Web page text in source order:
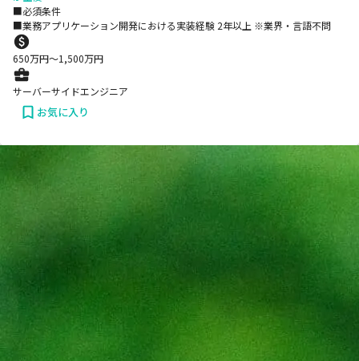
■必須条件
■業務アプリケーション開発における実装経験 2年以上 ※業界・言語不問
650万円〜1,500万円
サーバーサイドエンジニア
お気に入り